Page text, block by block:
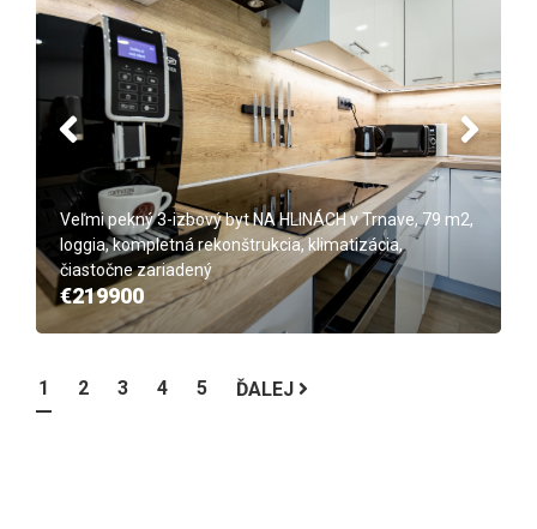
Veľmi pekný 3-izbový byt NA HLINÁCH v Trnave, 79 m2,
loggia, kompletná rekonštrukcia, klimatizácia,
čiastočne zariadený
€219900
1 2 3 4 5 ĎALEJ